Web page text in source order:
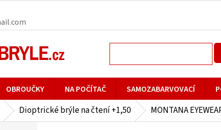
OBROUČKY NA POČÍTAČ SAMOZABARVOVACÍ
Dioptrické brýle na čtení +1,50 MONTANA